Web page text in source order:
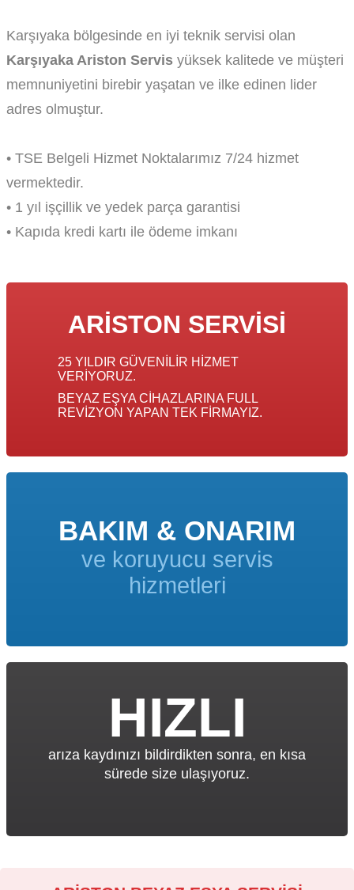
Karşıyaka bölgesinde en iyi teknik servisi olan
Karşıyaka Ariston Servis yüksek kalitede ve müşteri
memnuniyetini birebir yaşatan ve ilke edinen lider
adres olmuştur.
• TSE Belgeli Hizmet Noktalarımız 7/24 hizmet
vermektedir.
• 1 yıl işçillik ve yedek parça garantisi
• Kapıda kredi kartı ile ödeme imkanı
ARISTON SERVISI
25 YILDIR GÜVENILIR HIZMET
VERIYORUZ.
BEYAZ EŞYA CIHAZLARINA FULL
REVIZYON YAPAN TEK FIRMAYIZ.
BAKIM & ONARIM
ve koruyucu servis
hizmetleri
HIZLI
arıza kaydınızı bildirdikten sonra, en kısa
sürede size ulaşıyoruz.